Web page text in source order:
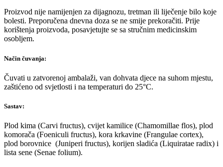
Proizvod nije namijenjen za dijagnozu, tretman ili liječenje bilo koje
bolesti. Preporučena dnevna doza se ne smije prekoračiti. Prije
korištenja proizvoda, posavjetujte se sa stručnim medicinskim
osobljem.
Način čuvanja:
Čuvati u zatvorenoj ambalaži, van dohvata djece na suhom mjestu,
zaštićeno od svjetlosti i na temperaturi do 25°C.
Sastav:
Plod kima (Carvi fructus), cvijet kamilice (Chamomillae flos), plod
komorača (Foeniculi fructus), kora krkavine (Frangulae cortex),
plod borovnice (Juniperi fructus), korijen sladića (Liquiratae radix) i
lista sene (Senae folium).